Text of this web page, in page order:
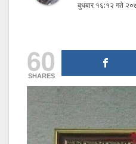
बुधबार १६:१२ गते
60
SHARES